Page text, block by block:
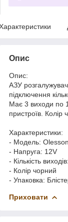
Опис
Опис:
АЗУ
підключення
Має 3 виходи по
пристроїв. Колір
Характеристики:
- Модель:
- Напруга: 12V
- Кількість
- Колір чорний
- Упаковка:
Приховати